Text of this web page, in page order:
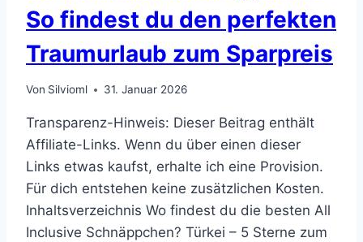
So findest du den perfekten
Traumurlaub zum Sparpreis
Von Silvioml 31. Januar 2026
Transparenz-Hinweis: Dieser Beitrag enthält
Affiliate-Links. Wenn du über einen dieser
Links etwas kaufst, erhalte ich eine Provision.
Für dich entstehen keine zusätzlichen Kosten.
Inhaltsverzeichnis Wo findest du die besten All
Inclusive Schnäppchen? Türkei – 5 Sterne zum